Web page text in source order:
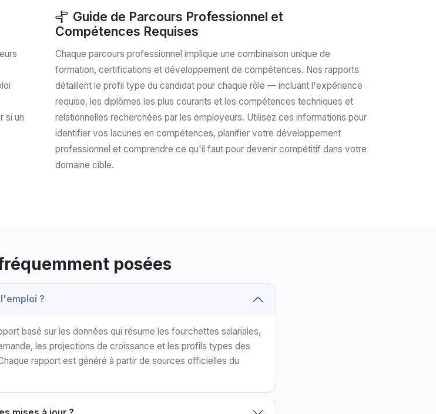
si un
Guide de Parcours Professionnel et
Compétences Requises
Chaque parcours professionnel implique une combinaison unique de
formation, certifications et développement de compétences. Nos rapports
détaillent le profil type du candidat pour chaque rôle — incluant l'expérience
requise, les diplômes les plus courants et les compétences techniques et
relationnelles recherchées par les employeurs. Utilisez ces informations pour
identifier vos lacunes en compétences, planifier votre développement
professionnel et comprendre ce qu'il faut pour devenir compétitif dans votre
domaine cible.
posées
?
basé sur les données qui résume les fourchettes salariales,
les projections de croissance et les profils types des
rapport est généré à partir de sources officielles du